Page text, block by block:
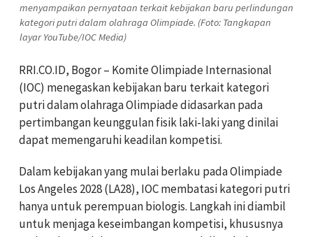
menyampaikan pernyataan terkait kebijakan baru perlindungan
kategori putri dalam olahraga Olimpiade. (Foto: Tangkapan
layar YouTube/IOC Media)
RRI.CO.ID, Bogor – Komite Olimpiade Internasional
(IOC) menegaskan kebijakan baru terkait kategori
putri dalam olahraga Olimpiade didasarkan pada
pertimbangan keunggulan fisik laki-laki yang dinilai
dapat memengaruhi keadilan kompetisi.
Dalam kebijakan yang mulai berlaku pada Olimpiade
Los Angeles 2028 (LA28), IOC membatasi kategori putri
hanya untuk perempuan biologis. Langkah ini diambil
untuk menjaga keseimbangan kompetisi, khususnya